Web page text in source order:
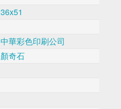
36x51
中華彩色印刷公司
顏奇石